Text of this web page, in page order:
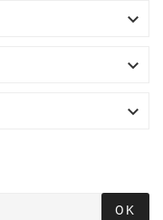



OK